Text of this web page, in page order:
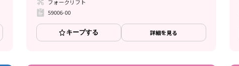
フォークリフト
59006-00
キープする 詳細を見る